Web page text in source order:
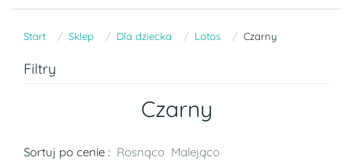
Start Sklep Dla dziecka Lotos Czarny
Filtry
Czarny
Sortuj po cenie : Rosnąco Malejąco